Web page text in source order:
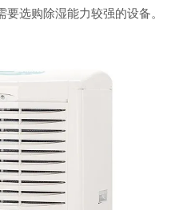
要选购除湿能力较强的设备。